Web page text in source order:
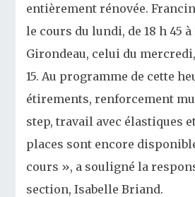
entièrement rénovée.
le cours du lundi, de 18 h 45 à
Girondeau, celui du mercredi,
15. Au programme de cette
étirements, renforcement
step, travail avec élastiques
places sont encore
cours », a souligné la
section, Isabelle Briand.